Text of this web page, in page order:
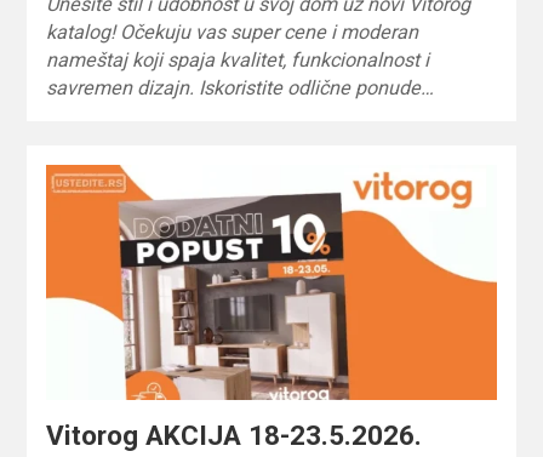
katalog! Očekuju vas super cene i moderan
nameštaj koji spaja kvalitet, funkcionalnost i
savremen dizajn. Iskoristite odlične ponude…
Vitorog AKCIJA 18-23.5.2026.